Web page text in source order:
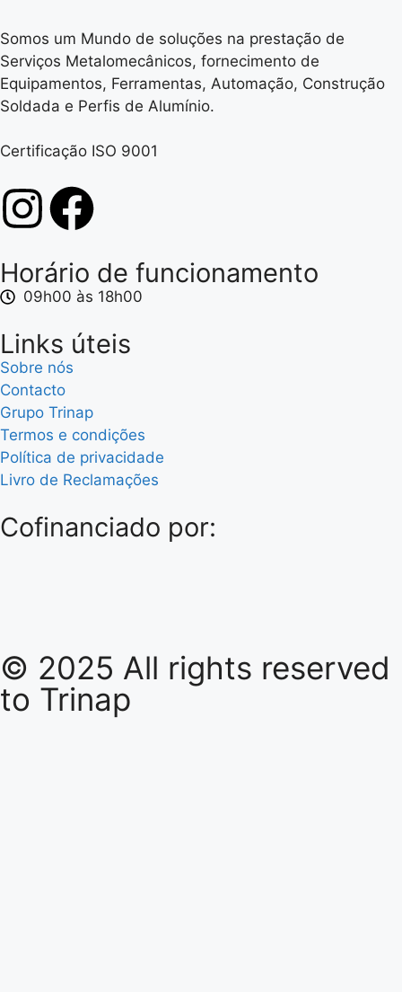
Somos um Mundo de soluções na prestação de
Serviços Metalomecânicos, fornecimento de
Equipamentos, Ferramentas, Automação, Construção
Soldada e Perfis de Alumínio.
Certificação ISO 9001
Horário de funcionamento
09h00 às 18h00
Links úteis
Sobre nós
Contacto
Grupo Trinap
Termos e condições
Política de privacidade
Livro de Reclamações
Cofinanciado por:
© 2025 All rights reserved
to Trinap